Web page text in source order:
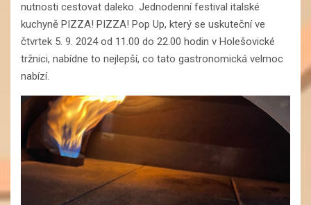
nutnosti cestovat daleko. Jednodenní festival italské
kuchyně PIZZA! PIZZA! Pop Up, který se uskuteční ve
čtvrtek 5. 9. 2024 od 11.00 do 22.00 hodin v Holešovické
tržnici, nabídne to nejlepší, co tato gastronomická velmoc
nabízí.